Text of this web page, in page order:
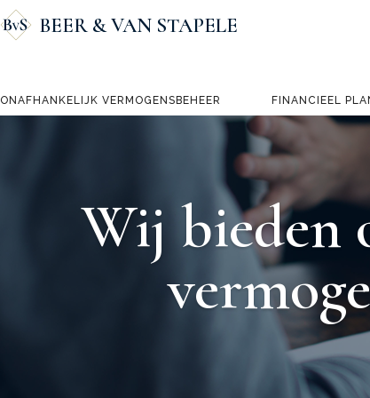
BEER & VAN STAPELE
ONAFHANKELIJK VERMOGENSBEHEER FINANCIEEL
Wij bieden